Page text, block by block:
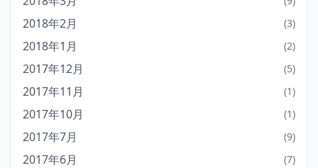
2018年2月 (3)
2018年1月 (2)
2017年12月 (5)
2017年11月 (1)
2017年10月 (1)
2017年7月 (9)
2017年6月 (7)